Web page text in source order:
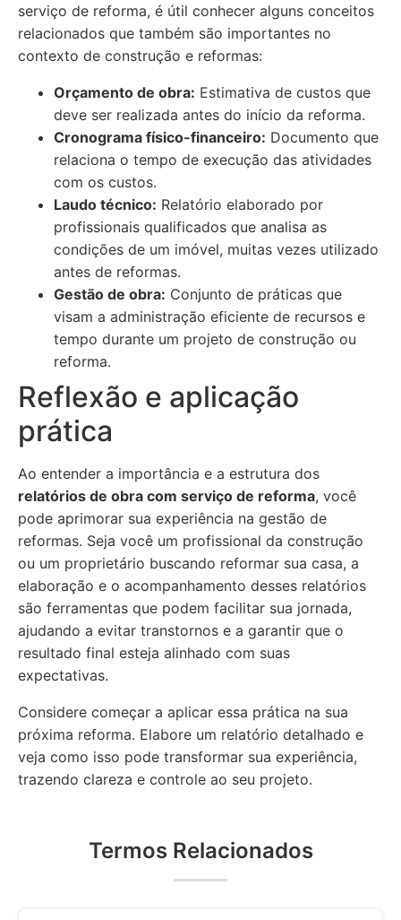
serviço de reforma, é útil conhecer alguns conceitos
relacionados que também são importantes no
contexto de construção e reformas:
Orçamento de obra: Estimativa de custos que
deve ser realizada antes do início da reforma.
Cronograma físico-financeiro: Documento que
relaciona o tempo de execução das atividades
com os custos.
Laudo técnico: Relatório elaborado por
profissionais qualificados que analisa as
condições de um imóvel, muitas vezes utilizado
antes de reformas.
Gestão de obra: Conjunto de práticas que
visam a administração eficiente de recursos e
tempo durante um projeto de construção ou
reforma.
Reflexão e aplicação
prática
Ao entender a importância e a estrutura dos
relatórios de obra com serviço de reforma, você
pode aprimorar sua experiência na gestão de
reformas. Seja você um profissional da construção
ou um proprietário buscando reformar sua casa, a
elaboração e o acompanhamento desses relatórios
são ferramentas que podem facilitar sua jornada,
ajudando a evitar transtornos e a garantir que o
resultado final esteja alinhado com suas
expectativas.
Considere começar a aplicar essa prática na sua
próxima reforma. Elabore um relatório detalhado e
veja como isso pode transformar sua experiência,
trazendo clareza e controle ao seu projeto.
Termos Relacionados